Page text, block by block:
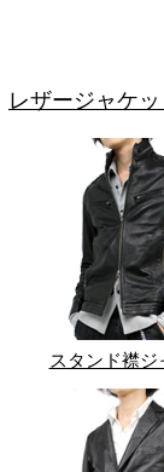
レザージャケッ
スタンド襟ジ